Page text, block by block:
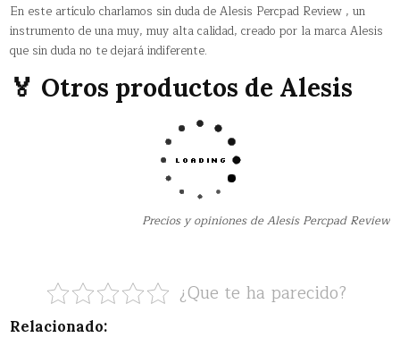
En este artículo charlamos sin duda de Alesis Percpad Review , un
instrumento de una muy, muy alta calidad, creado por la marca Alesis
que sin duda no te dejará indiferente.
🏅 Otros productos de Alesis
Precios y opiniones de Alesis Percpad Review
¿Que te ha parecido?
Relacionado: